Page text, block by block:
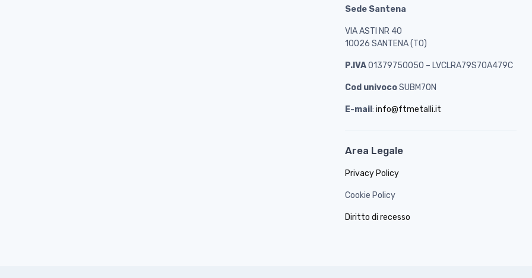
Sede Santena
VIA ASTI NR 40
10026 SANTENA (TO)
P.IVA01379750050 – LVCLRA79S70A479C
Cod univocoSUBM70N
E-mail : info@ftmetalli.it
Area Legale
Privacy Policy
Cookie Policy
Diritto di recesso